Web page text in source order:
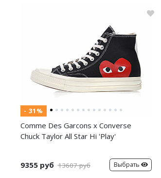
- 31%
Comme Des Garcons x Converse
Chuck Taylor All Star Hi 'Play'
9355 руб 13607 руб Выбрать